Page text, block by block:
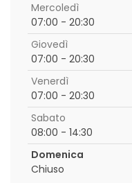
Mercoledì
07:00 - 20:30
Giovedì
07:00 - 20:30
Venerdì
07:00 - 20:30
Sabato
08:00 - 14:30
Domenica
Chiuso